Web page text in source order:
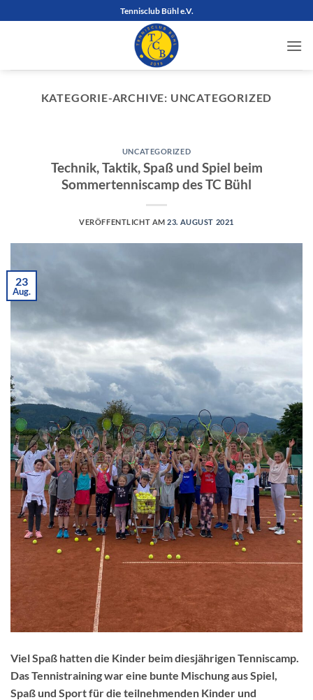
Inhalt
Tennisclub Bühl e.V.
KATEGORIE-ARCHIVE: UNCATEGORIZED
UNCATEGORIZED
Technik, Taktik, Spaß und Spiel beim
Sommertenniscamp des TC Bühl
VERÖFFENTLICHT AM23. AUGUST 2021
23
Aug.
Viel Spaß hatten die Kinder beim diesjährigen Tenniscamp.
Das Tennistraining war eine bunte Mischung aus Spiel,
Spaß und Sport für die teilnehmenden Kinder und